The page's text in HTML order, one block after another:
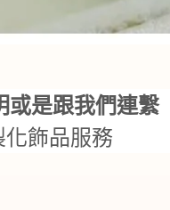
或是跟我們連繫
飾品服務